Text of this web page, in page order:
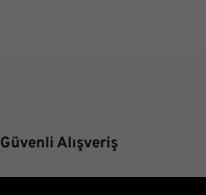
Güvenli Alışveriş